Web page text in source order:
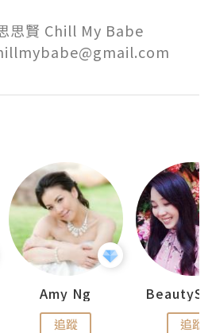
思賢 Chill My Babe
Amy Ng
追蹤 追蹤